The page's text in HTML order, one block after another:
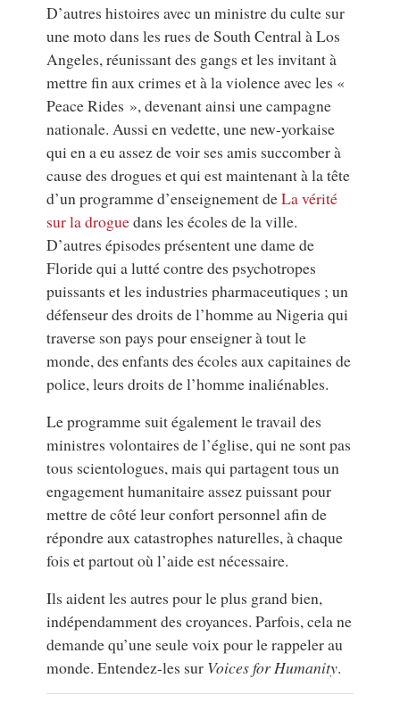
D’autres histoires avec un ministre du culte sur
une moto dans les rues de South Central à Los
Angeles, réunissant des gangs et les invitant à
mettre fin aux crimes et à la violence avec les «
Peace Rides », devenant ainsi une campagne
nationale. Aussi en vedette, une new-yorkaise
qui en a eu assez de voir ses amis succomber à
cause des drogues et qui est maintenant à la tête
d’un programme d’enseignement deLa vérité
sur la droguedans les écoles de la ville.
D’autres épisodes présentent une dame de
Floride qui a lutté contre des psychotropes
puissants et les industries pharmaceutiques ; un
défenseur des droits de l’homme au Nigeria qui
traverse son pays pour enseigner à tout le
monde, des enfants des écoles aux capitaines de
police, leurs droits de l’homme inaliénables.
Le programme suit également le travail des
ministres volontaires de l’église, qui ne sont pas
tous scientologues, mais qui partagent tous un
engagement humanitaire assez puissant pour
mettre de côté leur confort personnel afin de
répondre aux catastrophes naturelles, à chaque
fois et partout où l’aide est nécessaire.
Ils aident les autres pour le plus grand bien,
indépendamment des croyances. Parfois, cela ne
demande qu’une seule voix pour le rappeler au
monde. Entendez-les sur Voices for Humanity.